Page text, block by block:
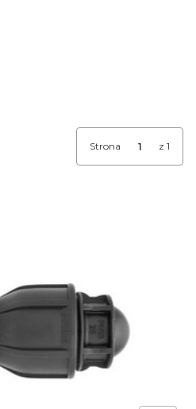
Strona z 1